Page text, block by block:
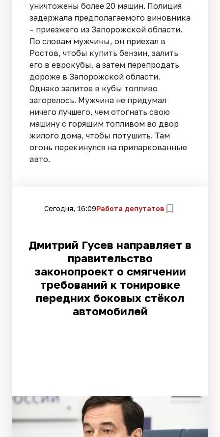
уничтожены более 20 машин. Полиция
задержала предполагаемого виновника
– приезжего из Запорожской области.
По словам мужчины, он приехал в
Ростов, чтобы купить бензин, залить
его в еврокубы, а затем перепродать
дороже в Запорожской области.
Однако залитое в кубы топливо
загорелось. Мужчина не придумал
ничего лучшего, чем отогнать свою
машину с горящим топливом во двор
жилого дома, чтобы потушить. Там
огонь перекинулся на припаркованные
авто.
Сегодня, 16:09Работа депутатов
Дмитрий Гусев направляет в
правительство
законопроект о смягчении
требований к тонировке
передних боковых стёкол
автомобилей